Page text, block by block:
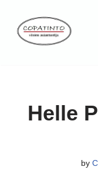
Skip
Helle
by